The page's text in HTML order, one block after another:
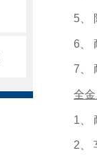
5
6
7
全
1
2